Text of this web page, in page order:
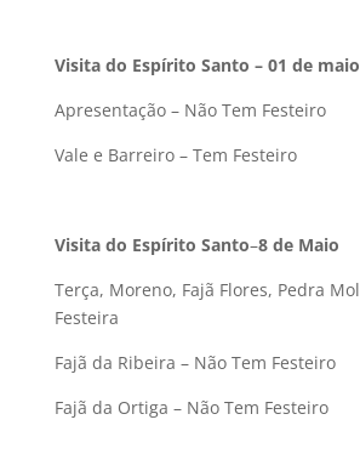
Visita do Espírito Santo – 01 de maio
Apresentação – Não Tem Festeiro
Vale e Barreiro – Tem Festeiro
Visita do Espírito Santo–8 de Maio
Terça, Moreno, Fajã Flores, Pedra
Festeira
Fajã da Ribeira – Não Tem Festeiro
Fajã da Ortiga – Não Tem Festeiro